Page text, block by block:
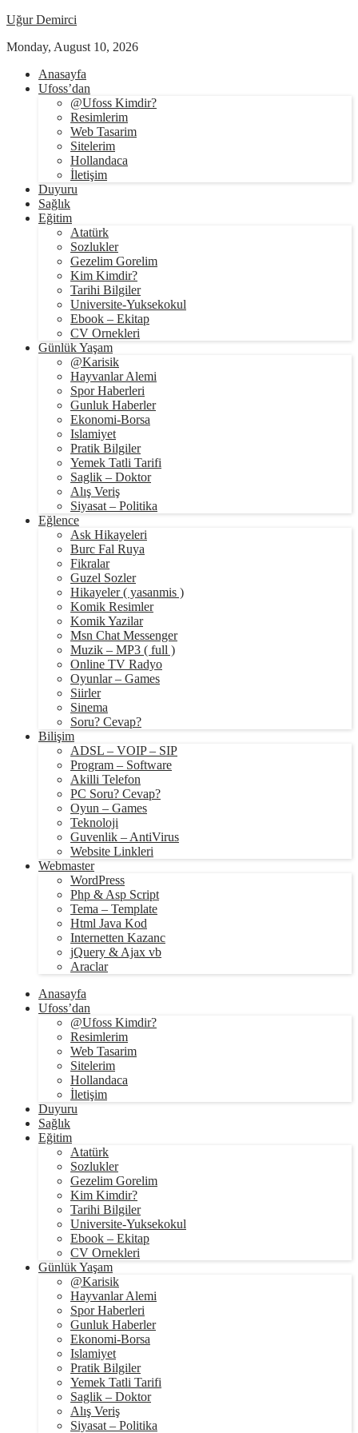
Uğur Demirci
Monday, August 10, 2026
Anasayfa
Ufoss’dan
@Ufoss Kimdir?
Resimlerim
Web Tasarim
Sitelerim
Hollandaca
İletişim
Duyuru
Sağlık
Eğitim
Atatürk
Sozlukler
Gezelim Gorelim
Kim Kimdir?
Tarihi Bilgiler
Universite-Yuksekokul
Ebook – Ekitap
CV Ornekleri
Günlük Yaşam
@Karisik
Hayvanlar Alemi
Spor Haberleri
Gunluk Haberler
Ekonomi-Borsa
Islamiyet
Pratik Bilgiler
Yemek Tatli Tarifi
Saglik – Doktor
Alış Veriş
Siyasat – Politika
Eğlence
Ask Hikayeleri
Burc Fal Ruya
Fikralar
Guzel Sozler
Hikayeler ( yasanmis )
Komik Resimler
Komik Yazilar
Msn Chat Messenger
Muzik – MP3 ( full )
Online TV Radyo
Oyunlar – Games
Siirler
Sinema
Soru? Cevap?
Bilişim
ADSL – VOIP – SIP
Program – Software
Akilli Telefon
PC Soru? Cevap?
Oyun – Games
Teknoloji
Guvenlik – AntiVirus
Website Linkleri
Webmaster
WordPress
Php & Asp Script
Tema – Template
Html Java Kod
Internetten Kazanc
jQuery & Ajax vb
Araclar
Anasayfa
Ufoss’dan
@Ufoss Kimdir?
Resimlerim
Web Tasarim
Sitelerim
Hollandaca
İletişim
Duyuru
Sağlık
Eğitim
Atatürk
Sozlukler
Gezelim Gorelim
Kim Kimdir?
Tarihi Bilgiler
Universite-Yuksekokul
Ebook – Ekitap
CV Ornekleri
Günlük Yaşam
@Karisik
Hayvanlar Alemi
Spor Haberleri
Gunluk Haberler
Ekonomi-Borsa
Islamiyet
Pratik Bilgiler
Yemek Tatli Tarifi
Saglik – Doktor
Alış Veriş
Siyasat – Politika